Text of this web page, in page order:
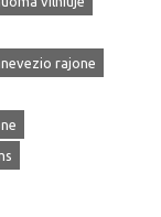
rajone